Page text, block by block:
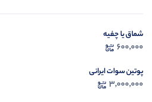
شماق یا چفیه
600,000
پوتین سوات ایرانی
3,000,000